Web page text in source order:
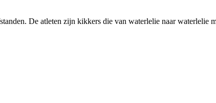
De atleten zijn kikkers die van waterlelie naar waterlelie